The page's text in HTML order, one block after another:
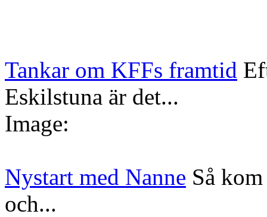
Tankar om KFFs framtid
Eskilstuna är det...
Image:
Nystart med Nanne Så
och...